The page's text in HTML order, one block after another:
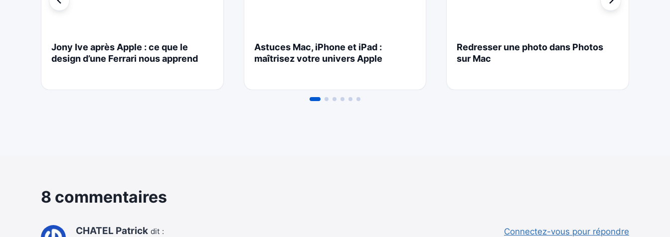
Jony Ive après Apple : ce que le
design d’une Ferrari nous apprend
Astuces Mac, iPhone et iPad :
maîtrisez votre univers Apple
Redresser une photo dans Photos
sur Mac
8 commentaires
CHATEL Patrick dit : Connectez-vous pour répondre